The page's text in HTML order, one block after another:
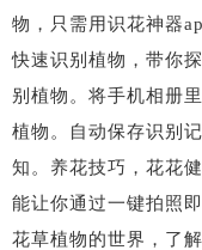
物，只需用识花神器
快速识别植物，带你
别植物。将手机相册
植物。自动保存识别
知。养花技巧，花花
能让你通过一键拍照
花草植物的世界，了